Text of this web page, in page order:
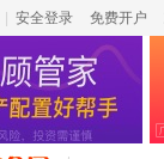
安全登录 免费开户